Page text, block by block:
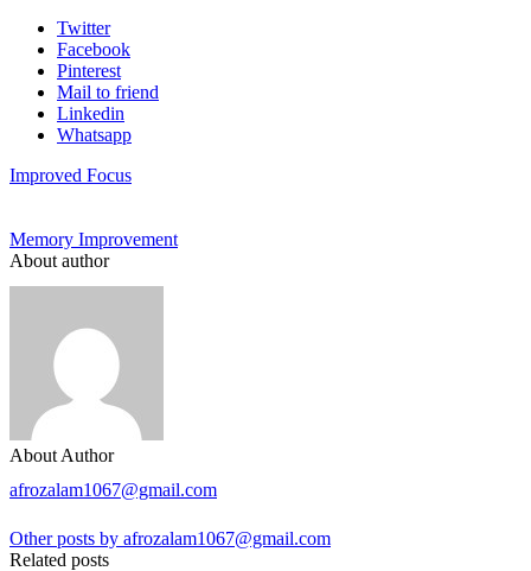
Twitter
Facebook
Pinterest
Mail to friend
Linkedin
Whatsapp
Improved Focus
Memory Improvement
About author
About Author
afrozalam1067@gmail.com
Other posts by afrozalam1067@gmail.com
Related posts